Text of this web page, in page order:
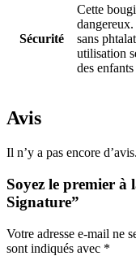
Sécurité
Cette
sans
utilisation
des
Avis
Il n’y a pas encore d’avis.
Soyez le premier à
Signature”
Votre adresse e-mail ne
sont indiqués avec *